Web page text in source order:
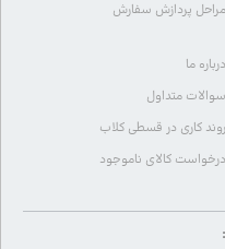
مراحل پردازش سفارش
درباره ما
سوالات متداول
روند کاری در قسطی کلاب
درخواست کالای ناموجود